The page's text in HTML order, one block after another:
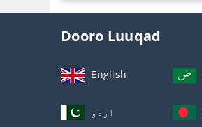
Dooro Luuqad
English
اردو